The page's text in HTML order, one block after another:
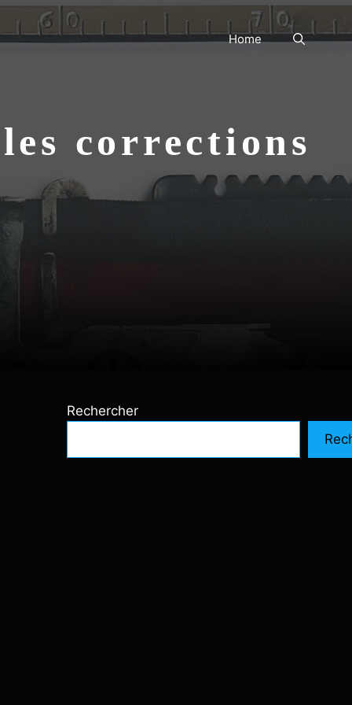
Home
corrections
Rechercher